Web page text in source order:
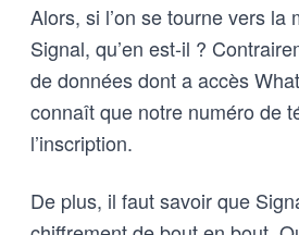
Alors, si l’on se tourne vers la
Signal, qu’en est-il ?
de données dont a accès
connaît que notre numéro de
l’inscription.
De plus, il faut savoir que